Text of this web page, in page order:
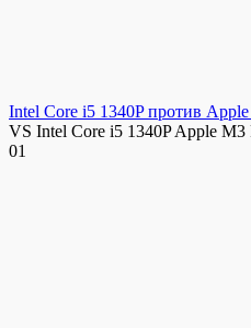
Intel Core i5 1340P против
VS Intel Core i5 1340P Apple
01